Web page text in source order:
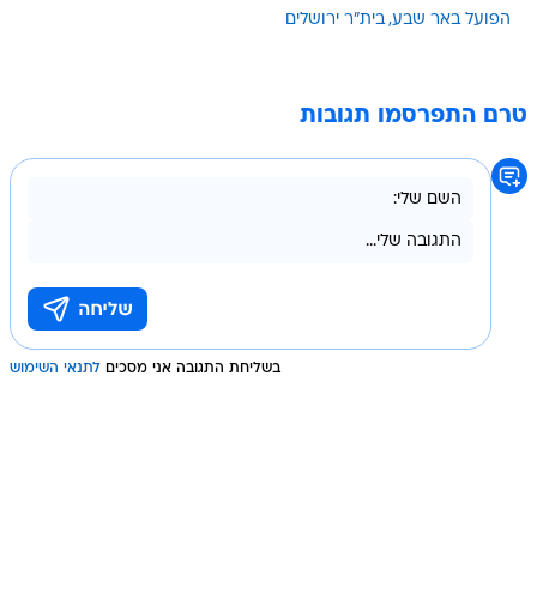
הפועל באר שבע בית"ר ירושלים
טרם התפרסמו תגובות
בשליחת התגובה אני מסכים לתנאי השימוש